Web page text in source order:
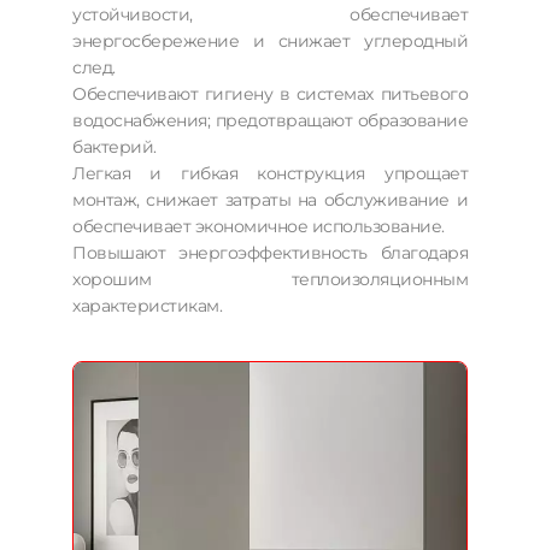
устойчивости, обеспечивает
энергосбережение и снижает углеродный
след.
Обеспечивают гигиену в системах питьевого
водоснабжения; предотвращают образование
бактерий.
Легкая и гибкая конструкция упрощает
монтаж, снижает затраты на обслуживание и
обеспечивает экономичное использование.
Повышают энергоэффективность благодаря
хорошим теплоизоляционным
характеристикам.